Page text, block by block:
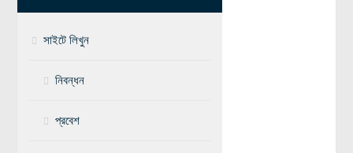
সামাজিক বিজ্ঞান
অর্থনীতি
নৃবিজ্ঞান
সাইটে লিখুন
নিবন্ধন
প্রবেশ